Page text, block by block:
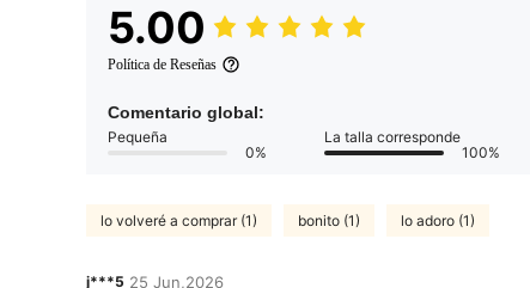
5.00
Política de Reseñas
Comentario global:
Pequeña
0%
La talla corresponde
100%
lo volveré a comprar (1) bonito (1) lo adoro (1)
j***5 25 Jun,2026